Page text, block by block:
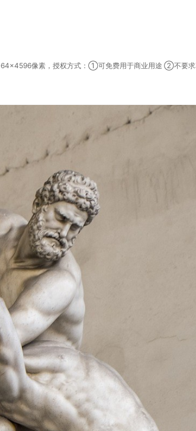
像素，授权方式：①可免费用于商业用途 ②不要